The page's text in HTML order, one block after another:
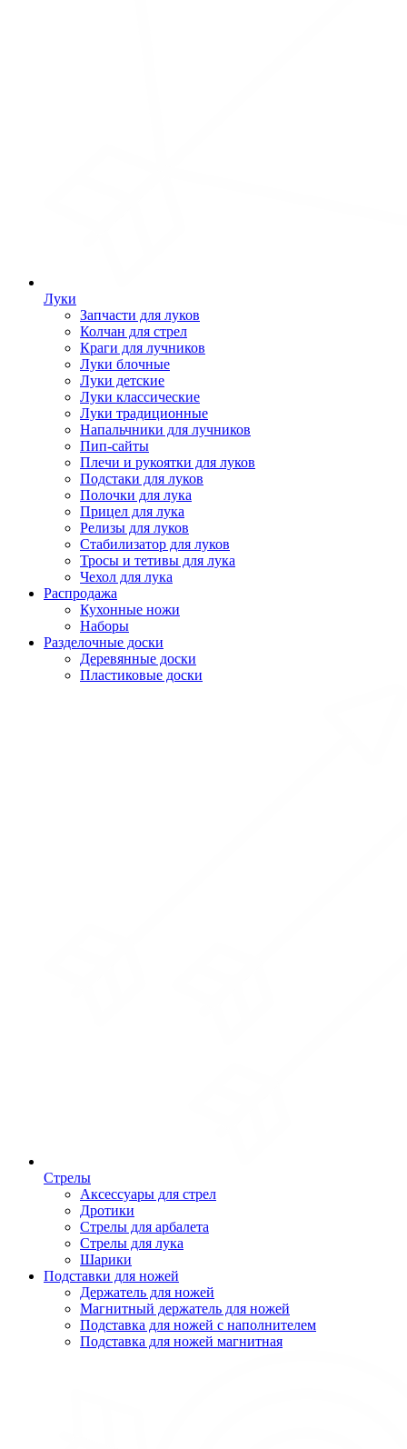
Луки
Запчасти для луков
Колчан для стрел
Краги для лучников
Луки блочные
Луки детские
Луки классические
Луки традиционные
Напальчники для лучников
Пип-сайты
Плечи и рукоятки для луков
Подстаки для луков
Полочки для лука
Прицел для лука
Релизы для луков
Стабилизатор для луков
Тросы и тетивы для лука
Чехол для лука
Распродажа
Кухонные ножи
Наборы
Разделочные доски
Деревянные доски
Пластиковые доски
Стрелы
Аксессуары для стрел
Дротики
Стрелы для арбалета
Стрелы для лука
Шарики
Подставки для ножей
Держатель для ножей
Магнитный держатель для ножей
Подставка для ножей с наполнителем
Подставка для ножей магнитная